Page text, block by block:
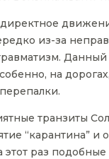
из-за
Данный
на
транзиты
“карантина”
раз